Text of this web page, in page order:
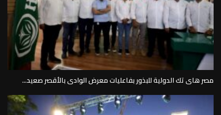
مصر هاى تك الدولية للبذور بفاعليات معرض الوادى بالأقصر صعيد...